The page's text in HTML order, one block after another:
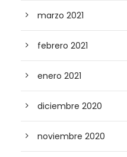
marzo 2021
febrero 2021
enero 2021
diciembre 2020
noviembre 2020